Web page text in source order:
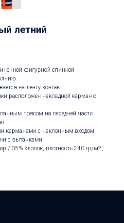
летний
фигурной спинкой
на ленту-контакт
расположен накладной карман с
поясом на передней части
карманами с наклонным входом
с вытачками
/ 35% хлопок, плотность 240 гр/м2,